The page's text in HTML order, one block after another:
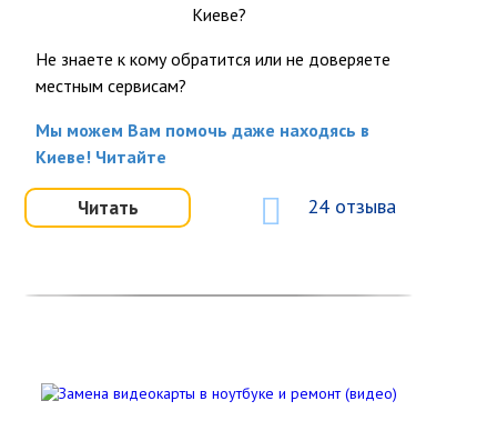
Киеве?
Не знаете к кому обратится или не доверяете
местным сервисам?
Мы можем Вам помочь даже находясь в
Киеве! Читайте
Читать 24 отзыва